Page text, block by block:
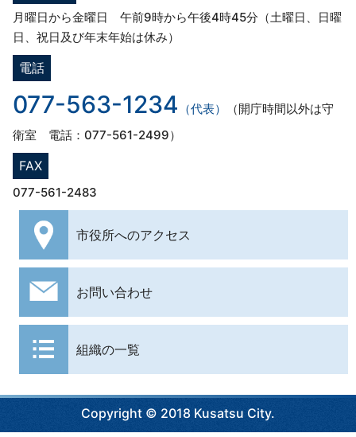
月曜日から金曜日 午前9時から午後4時45分（土曜日、日曜
日、祝日及び年末年始は休み）
電話
077-563-1234 （代表）
（開庁時間以外は守
衛室 電話：077-561-2499）
FAX
077-561-2483
市役所へのアクセス
お問い合わせ
組織の一覧
Copyright © 2018 Kusatsu City.